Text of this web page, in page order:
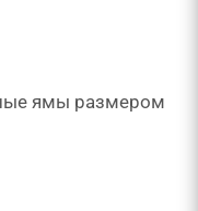
ямы размером